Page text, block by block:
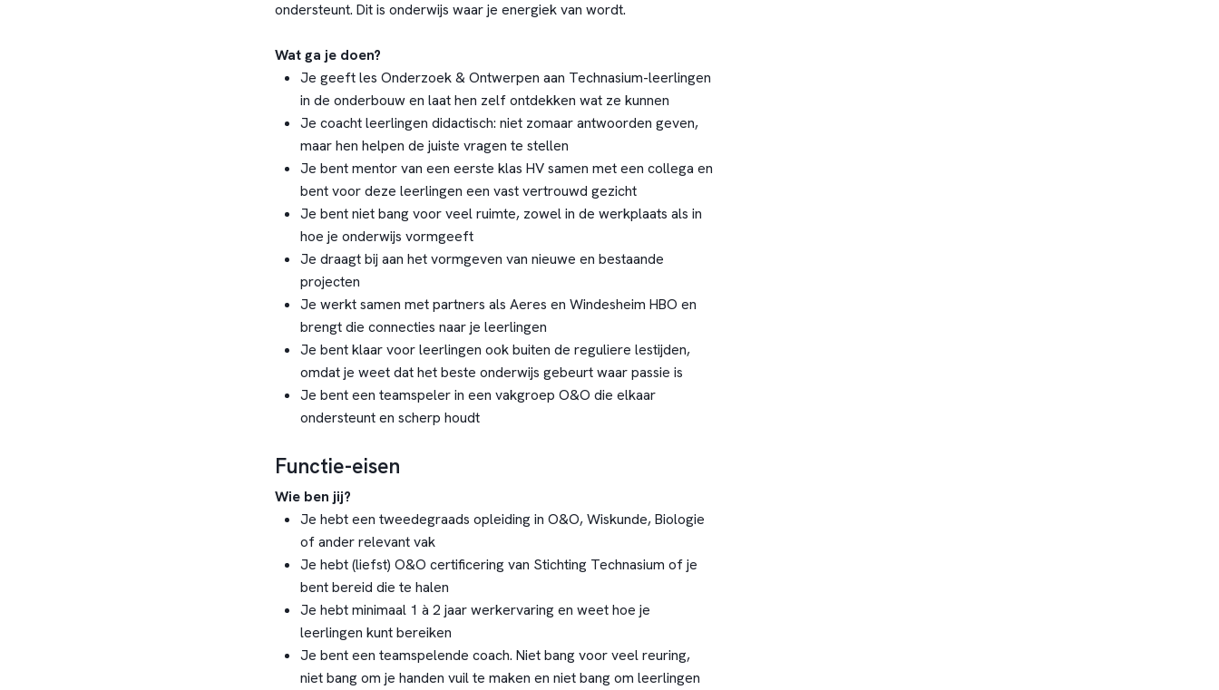
ondersteunt. Dit is onderwijs waar je energiek van wordt.
Wat ga je doen?
Je geeft les Onderzoek & Ontwerpen aan Technasium-leerlingen
in de onderbouw en laat hen zelf ontdekken wat ze kunnen
Je coacht leerlingen didactisch: niet zomaar antwoorden geven,
maar hen helpen de juiste vragen te stellen
Je bent mentor van een eerste klas HV samen met een collega en
bent voor deze leerlingen een vast vertrouwd gezicht
Je bent niet bang voor veel ruimte, zowel in de werkplaats als in
hoe je onderwijs vormgeeft
Je draagt bij aan het vormgeven van nieuwe en bestaande
projecten
Je werkt samen met partners als Aeres en Windesheim HBO en
brengt die connecties naar je leerlingen
Je bent klaar voor leerlingen ook buiten de reguliere lestijden,
omdat je weet dat het beste onderwijs gebeurt waar passie is
Je bent een teamspeler in een vakgroep O&O die elkaar
ondersteunt en scherp houdt
Functie-eisen
Wie ben jij?
Je hebt een tweedegraads opleiding in O&O, Wiskunde, Biologie
of ander relevant vak
Je hebt (liefst) O&O certificering van Stichting Technasium of je
bent bereid die te halen
Je hebt minimaal 1 à 2 jaar werkervaring en weet hoe je
leerlingen kunt bereiken
Je bent een teamspelende coach. Niet bang voor veel reuring,
niet bang om je handen vuil te maken en niet bang om leerlingen